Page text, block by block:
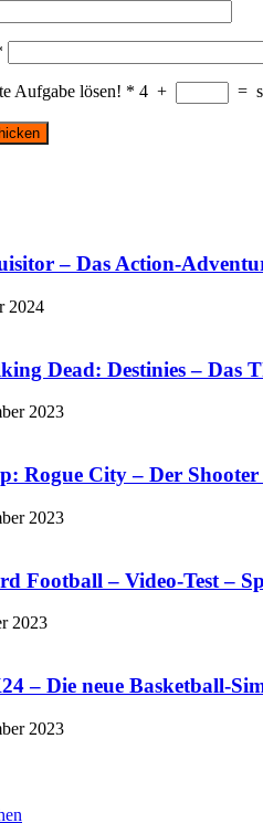
Aufgabe lösen! * 4 + =
– Das Action-
2024
Dead: Destinies – Das
2023
Rogue City – Der
2023
Football – Video-Test –
2023
– Die neue Basketball-
2023